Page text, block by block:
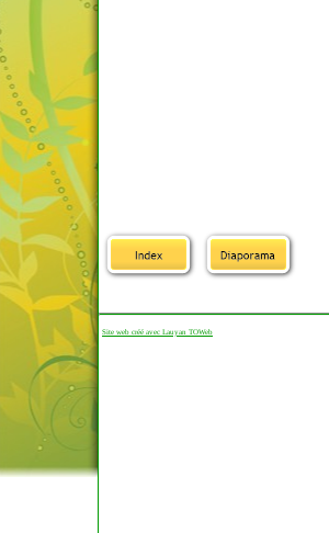
Site web créé avec Lauyan TOWeb